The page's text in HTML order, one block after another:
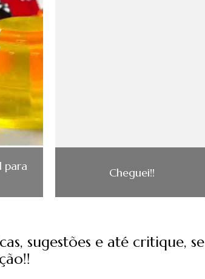
para
Cheguei!!
sugestões e até critique, se